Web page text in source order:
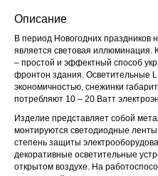
Описание
В период Новогодних праздников
является световая иллюминация.
– простой и эффектный способ
фронтон здания. Осветительные
экономичностью, снежинки
потребляют 10 – 20 Ватт
Изделие представляет собой
монтируются светодиодные
степень защиты
декоративные осветительные
открытом воздухе. На